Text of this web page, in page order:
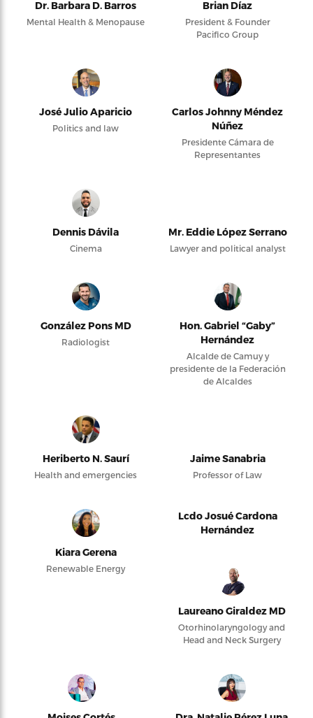
Dr. Barbara D. Barros
Mental Health & Menopause
Brian Díaz
President & Founder
Pacifico Group
José Julio Aparicio
Politics and law
Carlos Johnny Méndez
Núñez
Presidente Cámara de
Representantes
Dennis Dávila
Cinema
Mr. Eddie López Serrano
Lawyer and political analyst
González Pons MD
Radiologist
Hon. Gabriel “Gaby”
Hernández
Alcalde de Camuy y
presidente de la Federación
de Alcaldes
Heriberto N. Saurí
Health and emergencies
Jaime Sanabria
Professor of Law
Kiara Gerena
Renewable Energy
Lcdo Josué Cardona
Hernández
Laureano Giraldez MD
Otorhinolaryngology and
Head and Neck Surgery